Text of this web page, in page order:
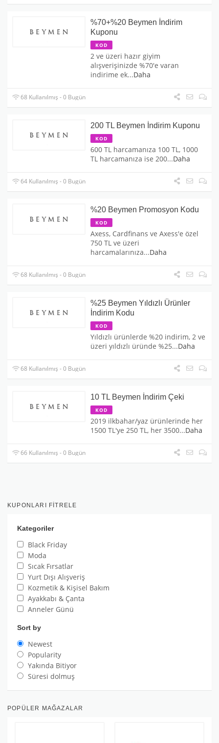
%70+%20 Beymen İndirim
Kuponu
KOD
2 ve üzeri hazır giyim
alışverişinizde %70'e varan
indirime ek...Daha
68 Kullanılmış - 0 Bugün
200 TL Beymen İndirim Kuponu
KOD
600 TL harcamanıza 100 TL, 1000
TL harcamanıza ise 200...Daha
64 Kullanılmış - 0 Bugün
%20 Beymen Promosyon Kodu
KOD
Axess, Cardfinans ve Axess'e özel
750 TL ve üzeri
harcamalarınıza...Daha
68 Kullanılmış - 0 Bugün
%25 Beymen Yıldızlı Ürünler
İndirim Kodu
KOD
Yıldızlı ürünlerde %20 indirim, 2 ve
üzeri yıldızlı üründe %25...Daha
68 Kullanılmış - 0 Bugün
10 TL Beymen İndirim Çeki
KOD
2019 ilkbahar/yaz ürünlerinde her
1500 TL'ye 250 TL, her 3500...Daha
66 Kullanılmış - 0 Bugün
KUPONLARI FITRELE
Kategoriler
Black Friday
Moda
Sıcak Fırsatlar
Yurt Dışı Alışveriş
Kozmetik & Kişisel Bakım
Ayakkabı & Çanta
Anneler Günü
Sort by
Newest
Popularity
Yakında Bitiyor
Süresi dolmuş
POPÜLER MAĞAZALAR